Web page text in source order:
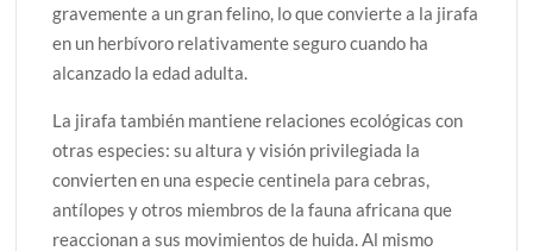
gravemente a un gran felino, lo que convierte a la jirafa
en un herbívoro relativamente seguro cuando ha
alcanzado la edad adulta.
La jirafa también mantiene relaciones ecológicas con
otras especies: su altura y visión privilegiada la
convierten en una especie centinela para cebras,
antílopes y otros miembros de la fauna africana que
reaccionan a sus movimientos de huida. Al mismo